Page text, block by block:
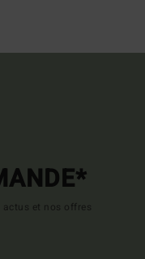
actus et nos offres